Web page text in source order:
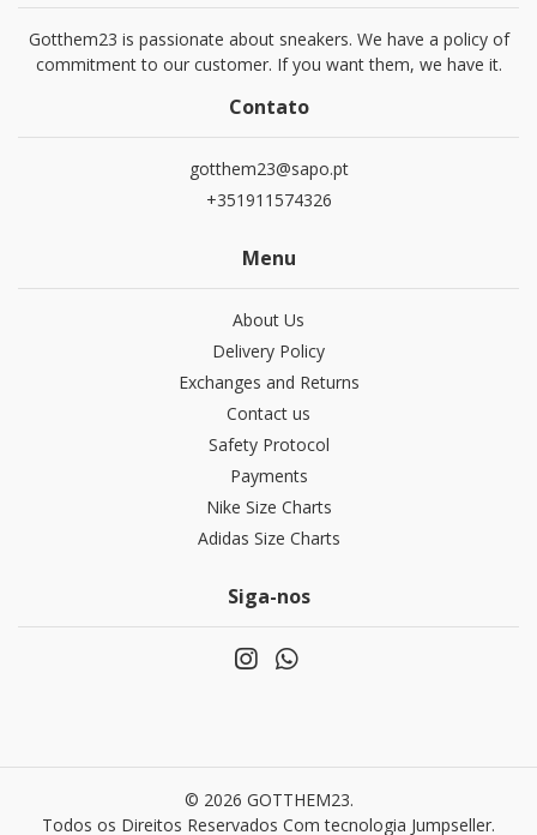
Gotthem23 is passionate about sneakers. We have a policy of
commitment to our customer. If you want them, we have it.
Contato
gotthem23@sapo.pt
+351911574326
Menu
About Us
Delivery Policy
Exchanges and Returns
Contact us
Safety Protocol
Payments
Nike Size Charts
Adidas Size Charts
Siga-nos
© 2026 GOTTHEM23.
Todos os Direitos Reservados Com tecnologia Jumpseller.